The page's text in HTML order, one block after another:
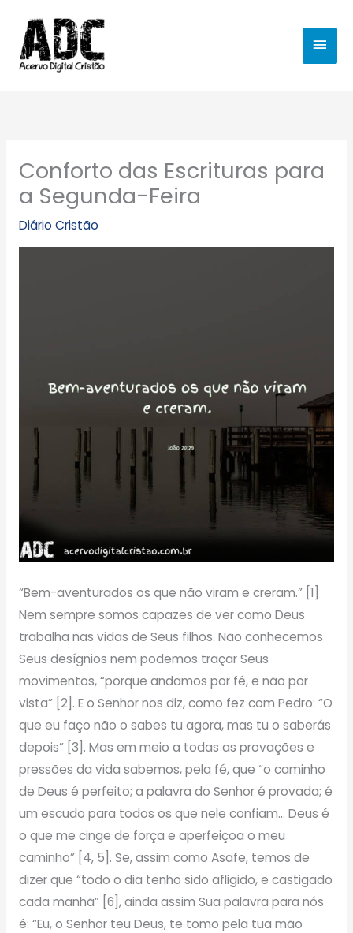
para
conteúdo
Conforto das Escrituras para
a Segunda-Feira
Diário Cristão
“Bem-aventurados os que não viram e creram.” [1]
Nem sempre somos capazes de ver como Deus
trabalha nas vidas de Seus filhos. Não conhecemos
Seus desígnios nem podemos traçar Seus
movimentos, “porque andamos por fé, e não por
vista” [2]. E o Senhor nos diz, como fez com Pedro: “O
que eu faço não o sabes tu agora, mas tu o saberás
depois” [3]. Mas em meio a todas as provações e
pressões da vida sabemos, pela fé, que “o caminho
de Deus é perfeito; a palavra do Senhor é provada; é
um escudo para todos os que nele confiam… Deus é
o que me cinge de força e aperfeiçoa o meu
caminho” [4, 5]. Se, assim como Asafe, temos de
dizer que “todo o dia tenho sido afligido, e castigado
cada manhã” [6], ainda assim Sua palavra para nós
é: “Eu, o Senhor teu Deus, te tomo pela tua mão